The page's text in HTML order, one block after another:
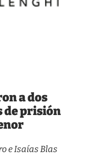
a dos
de prisión
e Isaías Blas